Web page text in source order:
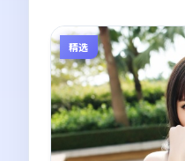
精选